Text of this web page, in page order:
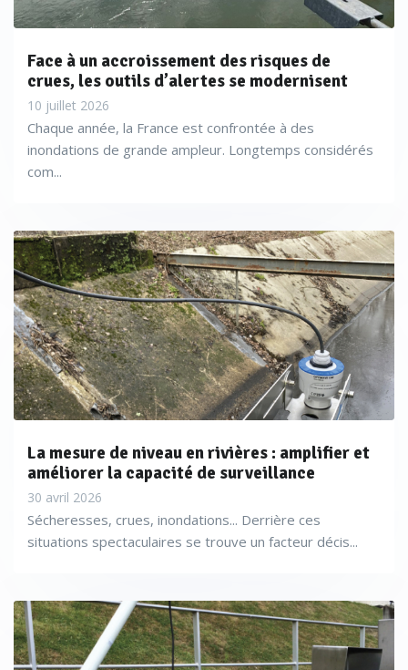
Face à un accroissement des risques de
crues, les outils d’alertes se modernisent
10 juillet 2026
Chaque année, la France est confrontée à des
inondations de grande ampleur. Longtemps considérés
com...
La mesure de niveau en rivières : amplifier et
améliorer la capacité de surveillance
30 avril 2026
Sécheresses, crues, inondations... Derrière ces
situations spectaculaires se trouve un facteur décis...